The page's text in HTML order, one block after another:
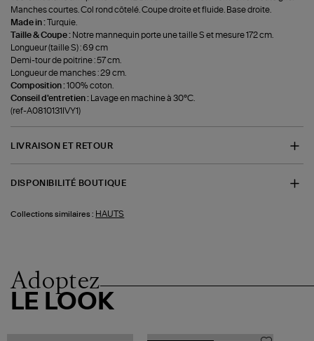
Manches courtes. Col rond côtelé. Coupe droite et fluide. Base droite.
Made in :Turquie.
Taille & Coupe : Notre mannequin porte une taille S et mesure 172 cm.
Longueur (taille S) : 69 cm
Demi-tour de poitrine : 57 cm.
Longueur de manches : 29 cm.
Composition :100% coton.
Conseil d'entretien :
Lavage en machine à 30°C.
(ref-A0810131IVY1)
LIVRAISON ET RETOUR
DISPONIBILITÉ BOUTIQUE
Collections similaires : HAUTS
Adoptez
LE LOOK